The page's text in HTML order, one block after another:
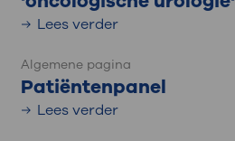
Lees verder
Algemene pagina
Patiëntenpanel
Lees verder